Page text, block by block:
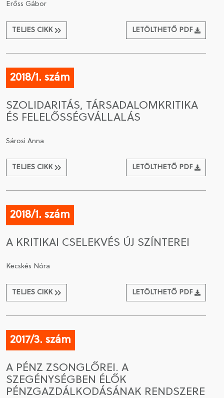
Erőss Gábor
TELJES CIKK LETÖLTHETŐ PDF
2018/1. szám
SZOLIDARITÁS, TÁRSADALOMKRITIKA
ÉS FELELŐSSÉGVÁLLALÁS
Sárosi Anna
TELJES CIKK LETÖLTHETŐ PDF
2018/1. szám
A KRITIKAI CSELEKVÉS ÚJ SZÍNTEREI
Kecskés Nóra
TELJES CIKK LETÖLTHETŐ PDF
2017/3. szám
A PÉNZ ZSONGLŐREI. A
SZEGÉNYSÉGBEN ÉLŐK
PÉNZGAZDÁLKODÁSÁNAK RENDSZERE